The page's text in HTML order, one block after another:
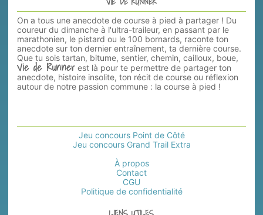
On a tous une anecdote de course à pied à partager ! Du
coureur du dimanche à l'ultra-traileur, en passant par le
marathonien, le pistard ou le 100 bornards, raconte ton
anecdote sur ton dernier entraînement, ta dernière course.
Que tu sois tartan, bitume, sentier, chemin, cailloux, boue,
Vie de Runner est là pour te permettre de partager ton
anecdote, histoire insolite, ton récit de course ou réflexion
autour de notre passion commune : la course à pied !
Jeu concours Point de Côté
Jeu concours Grand Trail Extra
À propos
Contact
CGU
Politique de confidentialité